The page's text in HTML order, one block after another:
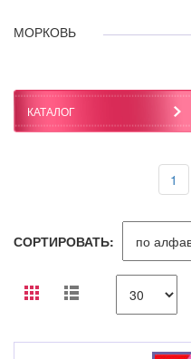
МОРКОВЬ
КАТАЛОГ
1
СОРТИРОВАТЬ: